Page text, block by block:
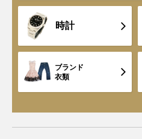
時計
ブランド
衣類